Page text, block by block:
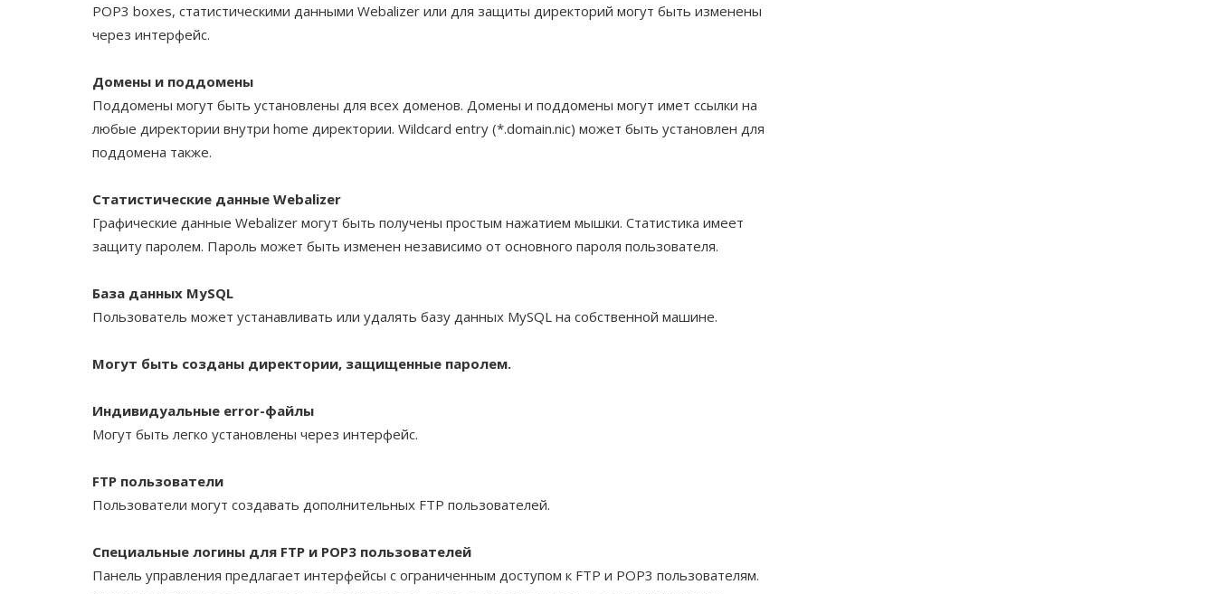
POP3 boxes, статистическими данными Webalizer или для защиты директорий могут быть изменены
через интерфейс.
Домены и поддомены
Поддомены могут быть установлены для всех доменов. Домены и поддомены могут имет ссылки на
любые директории внутри home директории. Wildcard entry (*.domain.nic) может быть установлен для
поддомена также.
Статистические данные Webalizer
Графические данные Webalizer могут быть получены простым нажатием мышки. Статистика имеет
защиту паролем. Пароль может быть изменен независимо от основного пароля пользователя.
База данных MySQL
Пользователь может устанавливать или удалять базу данных MySQL на собственной машине.
Могут быть созданы директории, защищенные паролем.
Индивидуальные error-файлы
Могут быть легко установлены через интерфейс.
FTP пользователи
Пользователи могут создавать дополнительных FTP пользователей.
Специальные логины для FTP и POP3 пользователей
Панель управления предлагает интерфейсы с ограниченным доступом к FTP и POP3 пользователям.